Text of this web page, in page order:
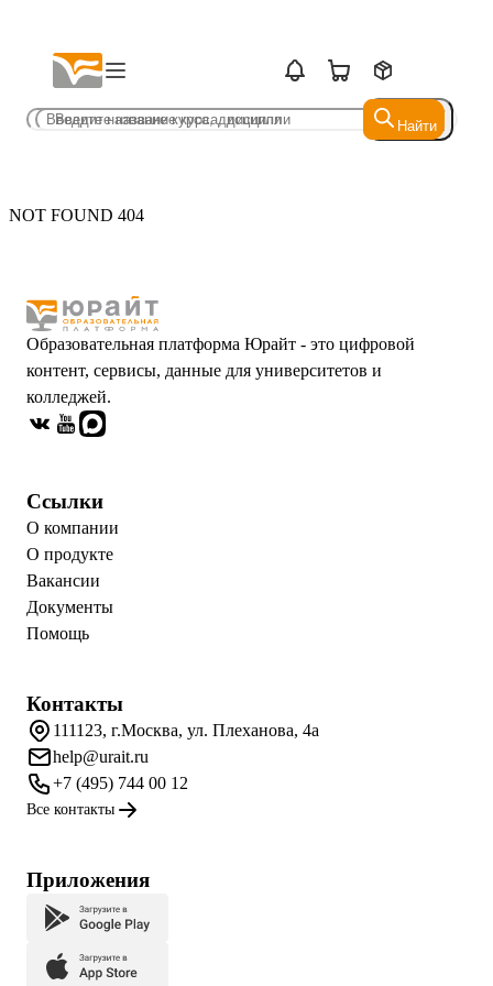
Найти
Найти
NOT FOUND 404
Образовательная платформа Юрайт - это цифровой
контент, сервисы, данные для университетов и
колледжей.
Ссылки
О компании
О продукте
Вакансии
Документы
Помощь
Контакты
111123, г.Москва, ул. Плеханова, 4а
help@urait.ru
+7 (495) 744 00 12
Все контакты
Приложения